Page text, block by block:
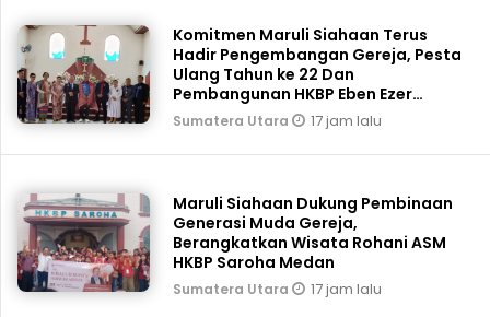
Komitmen Maruli Siahaan Terus
Hadir Pengembangan Gereja, Pesta
Ulang Tahun ke 22 Dan
Pembangunan HKBP Eben Ezer
Martoba Beri Bantuan
Sumatera Utara 17 jam lalu
Maruli Siahaan Dukung Pembinaan
Generasi Muda Gereja,
Berangkatkan Wisata Rohani ASM
HKBP Saroha Medan
Sumatera Utara 17 jam lalu